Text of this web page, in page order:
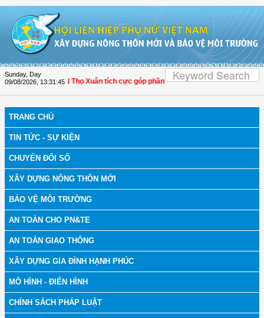
Sunday, Day
09/08/2026 13:31:46
Hóa: Hội LHPN Thọ Xuân tích cực góp phần nâng cao tỷ lệ người dân tham
TRANG CHỦ
TIN TỨC - SỰ KIỆN
CHUYỂN ĐỔI SỐ
XÂY DỰNG NÔNG THÔN MỚI
BẢO VỆ MÔI TRƯỜNG
AN TOÀN CHO PN&TE
AN TOÀN GIAO THÔNG
XÂY DỰNG GIA ĐÌNH HẠNH PHÚC
MÔ HÌNH - ĐIỂN HÌNH
CHÍNH SÁCH PHÁP LUẬT